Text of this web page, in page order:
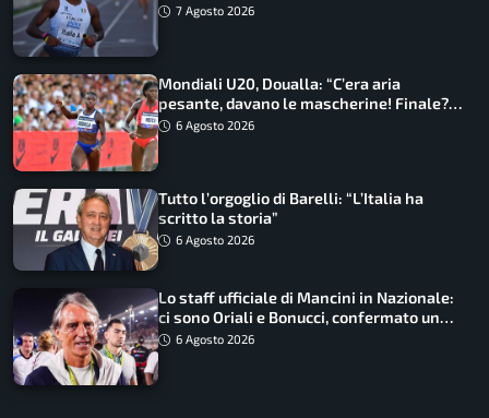
7 Agosto 2026
Mondiali U20, Doualla: “C’era aria
pesante, davano le mascherine! Finale?
Non ho nulla da perdere”
6 Agosto 2026
Tutto l’orgoglio di Barelli: “L’Italia ha
scritto la storia”
6 Agosto 2026
Lo staff ufficiale di Mancini in Nazionale:
ci sono Oriali e Bonucci, confermato un
ritorno
6 Agosto 2026